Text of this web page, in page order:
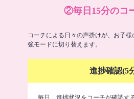
②毎日15分のコ
コーチによる日々の声掛けが、お子
強モードに切り替えます。
進捗確認(5
毎日、進捗状況をコーチが確認す